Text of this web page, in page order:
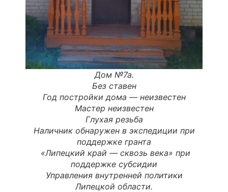
Дом №7а.
Без ставен
Год постройки дома — неизвестен
Мастер неизвестен
Глухая резьба
Наличник обнаружен в экспедиции при
поддержке гранта
«Липецкий край — сквозь века» при
поддержке субсидии
Управления внутренней политики
Липецкой области.